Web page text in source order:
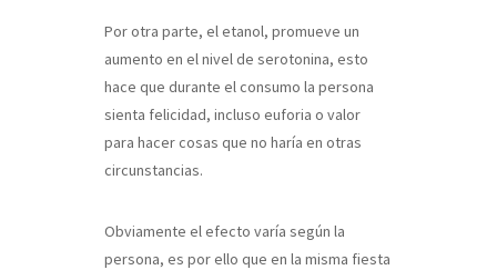
Por otra parte, el etanol, promueve un
aumento en el nivel de serotonina, esto
hace que durante el consumo la persona
sienta felicidad, incluso euforia o valor
para hacer cosas que no haría en otras
circunstancias.
Obviamente el efecto varía según la
persona, es por ello que en la misma fiesta